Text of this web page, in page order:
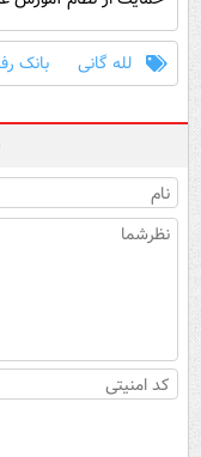
لله گانی بانک